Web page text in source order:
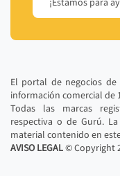
El portal de negocios de
información comercial de
Todas las marcas
respectiva o de Gurú.
material contenido en
AVISO LEGAL© Copyright